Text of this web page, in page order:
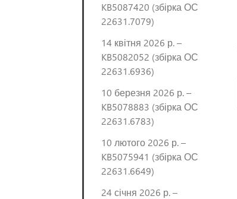
KB5087420 (збірка ОС
22631.7079)
14 квітня 2026 р. –
KB5082052 (збірка ОС
22631.6936)
10 березня 2026 р. –
KB5078883 (збірка ОС
22631.6783)
10 лютого 2026 р. –
KB5075941 (збірка ОС
22631.6649)
24 січня 2026 р. –